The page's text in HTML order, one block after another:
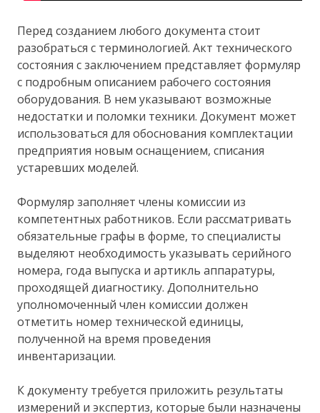
Перед созданием любого документа стоит
разобраться с терминологией. Акт технического
состояния с заключением представляет формуляр
с подробным описанием рабочего состояния
оборудования. В нем указывают возможные
недостатки и поломки техники. Документ может
использоваться для обоснования комплектации
предприятия новым оснащением, списания
устаревших моделей.
Формуляр заполняет члены комиссии из
компетентных работников. Если рассматривать
обязательные графы в форме, то специалисты
выделяют необходимость указывать серийного
номера, года выпуска и артикль аппаратуры,
проходящей диагностику. Дополнительно
уполномоченный член комиссии должен
отметить номер технической единицы,
полученной на время проведения
инвентаризации.
К документу требуется приложить результаты
измерений и экспертиз, которые были назначены